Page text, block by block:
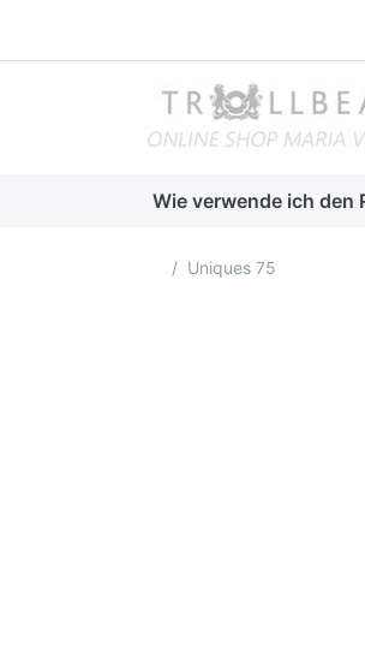
Wie verwende ich den
Startseite
Uniques 75